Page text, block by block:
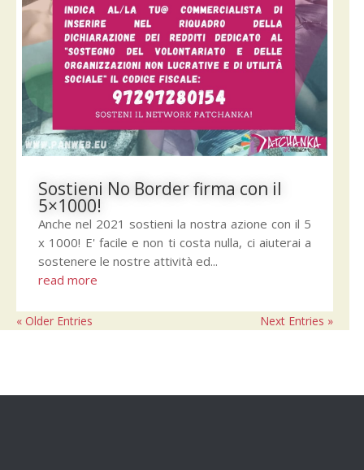
Sostieni No Border firma con il
5×1000!
Anche nel 2021 sostieni la nostra azione con il 5
x 1000! E' facile e non ti costa nulla, ci aiuterai a
sostenere le nostre attività ed...
read more
« Older Entries Next Entries »